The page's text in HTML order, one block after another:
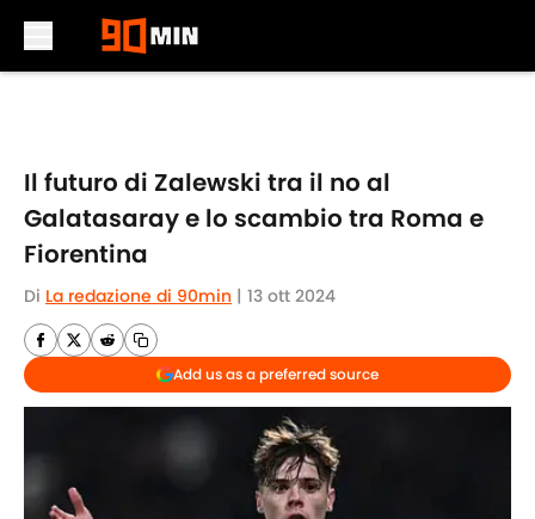
Il futuro di Zalewski tra il no al
Galatasaray e lo scambio tra Roma e
Fiorentina
Di La redazione di 90min | 13 ott 2024
Add us as a preferred source